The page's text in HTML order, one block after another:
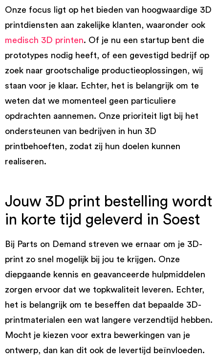
Onze focus ligt op het bieden van hoogwaardige 3D
printdiensten aan zakelijke klanten, waaronder ook
medisch 3D printen. Of je nu een startup bent die
prototypes nodig heeft, of een gevestigd bedrijf op
zoek naar grootschalige productieoplossingen, wij
staan voor je klaar. Echter, het is belangrijk om te
weten dat we momenteel geen particuliere
opdrachten aannemen. Onze prioriteit ligt bij het
ondersteunen van bedrijven in hun 3D
printbehoeften, zodat zij hun doelen kunnen
realiseren.
Jouw 3D print bestelling wordt
in korte tijd geleverd in Soest
Bij Parts on Demand streven we ernaar om je 3D-
print zo snel mogelijk bij jou te krijgen. Onze
diepgaande kennis en geavanceerde hulpmiddelen
zorgen ervoor dat we topkwaliteit leveren. Echter,
het is belangrijk om te beseffen dat bepaalde 3D-
printmaterialen een wat langere verzendtijd hebben.
Mocht je kiezen voor extra bewerkingen van je
ontwerp, dan kan dit ook de levertijd beïnvloeden.